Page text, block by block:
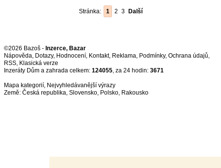
Stránka: 1 2 3 Další
©2026 Bazoš - Inzerce, Bazar
Nápověda, Dotazy, Hodnocení, Kontakt, Reklama, Podmínky, Ochrana údajů,
RSS,
Inzeráty Dům a zahrada celkem: 124055, za 24 hodin: 3671
Mapa kategorií, Nejvyhledávanější výrazy
Země: Česká republika, Slovensko, Polsko, Rakousko